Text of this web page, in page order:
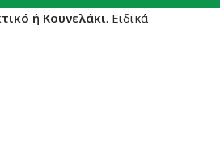
ή Κουνελάκι. Ειδικά